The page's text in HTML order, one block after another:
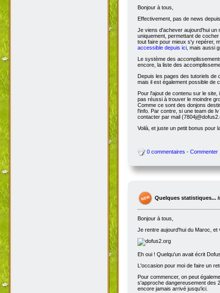
Bonjour à tous,
Effectivement, pas de news
Je viens d'achever aujourd'hui
uniquement, permettant de
tout faire pour mieux s'y repérer,
accessible depuis ici, mais aussi
Le système des
encore, la liste des
Depuis les pages des tutoriels de
mais il est également possible de
Pour l'ajout de contenu sur le
pas réussi à trouver le moindre
Comme ce sont des donjons
l'info. Par contre, si une team de
contacter par mail
Voilà, et juste un petit bonus pour
0 commentaires - Commenter
Quelques statistiques...
Bonjour à tous,
Je rentre aujourd'hui du Maroc, et
Eh oui ! Quelqu'un avait écrit
L'occasion pour moi de faire un
Pour commencer, on peut
s'approche dangereusement des
encore jamais arrivé jusqu'ici.